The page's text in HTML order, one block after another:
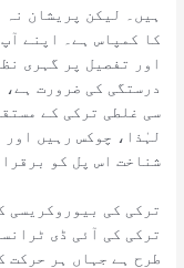
ہیں۔ لیکن پریشان
کا کمپاس ہے۔ اپنے
اور تفصیل پر گہری
درستگی کی ضرورت
سی غلطی ترکی کے
لہٰذا، چوکس رہیں
شناخت اس پل کو
ترکی کی بیوروکریسی
ترکی کی آئی ڈی
طرح ہے جہاں ہر حرکت